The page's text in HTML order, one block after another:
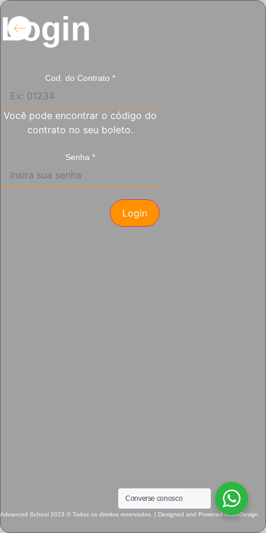
Advanced School 2023 © Todos os direitos reservados. | Designed and Powered OrionDesign
Login
Cod. do Contrato *
Você pode encontrar o código do
contrato no seu boleto.
Senha *
Login
Converse conosco